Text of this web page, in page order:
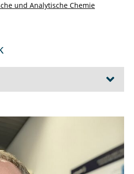
und Analytische Chemie